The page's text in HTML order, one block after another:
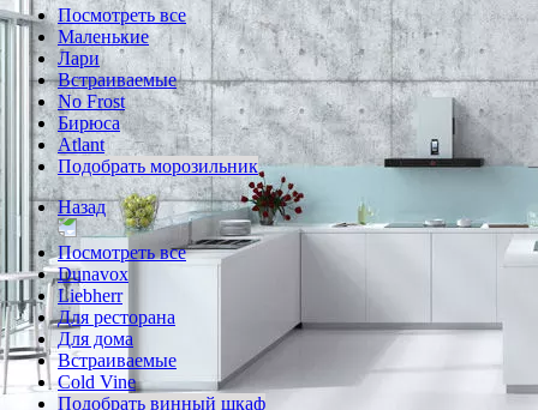
Посмотреть все
Маленькие
Лари
Встраиваемые
No Frost
Бирюса
Atlant
Подобрать морозильник
Назад
Посмотреть все
Dunavox
Liebherr
Для ресторана
Для дома
Встраиваемые
Cold Vine
Подобрать винный шкаф